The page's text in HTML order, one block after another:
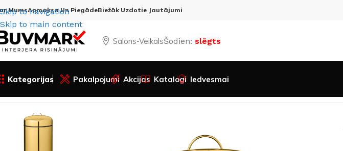
Skip to navigation
Skip to main content
MumsApmaksa Un PiegādeBiežāk Uzdotie Jautājumi
Salons-VeikalsŠodien: slēgts
Kategorijas Pakalpojumi Akcijas Katalogi Iedvesmai